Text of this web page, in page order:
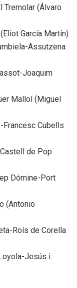
Tremolar (Álvaro
García Martín)
Assutzena
Joaquim
Mallol (Miguel
Francesc Cubells
de Pop
Dómine-Port
(Antonio
Roís de Corella
Jesús i